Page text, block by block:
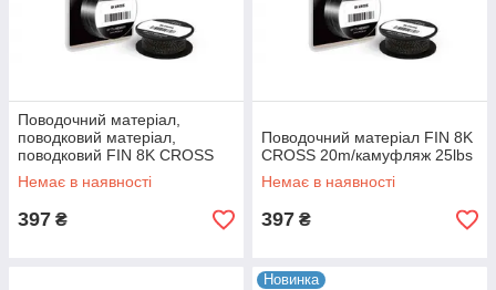
Поводочний матеріал,
поводковий матеріал,
поводковий FIN 8K CROSS
20m/камуфляж 15lbs
Немає в наявності
397 ₴
Поводочний матеріал FIN 8K
CROSS 20m/камуфляж 25lbs
Немає в наявності
397 ₴
Новинка